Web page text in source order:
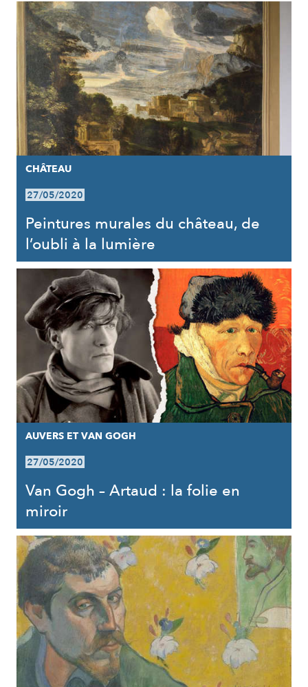
CHÂTEAU
27/05/2020
Peintures murales du château, de
l’oubli à la lumière
AUVERS ET VAN GOGH
27/05/2020
Van Gogh – Artaud : la folie en
miroir